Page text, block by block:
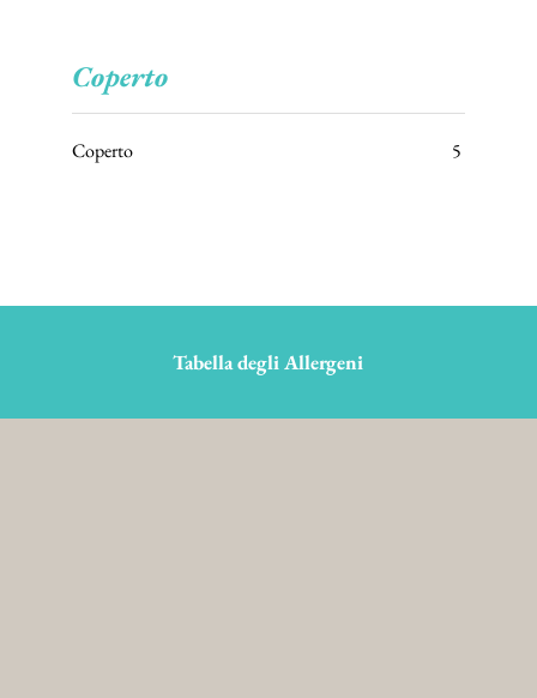
Coperto
Coperto 5
Tabella degli Allergeni